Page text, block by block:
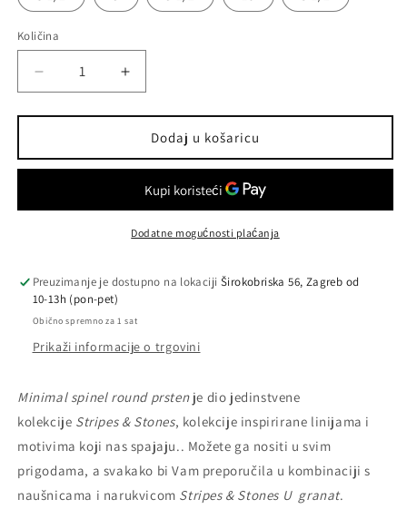
Količina
Količina
Smanji
količinu
proizvoda
/
spinel
round
Povećaj
količinu
proizvoda
Minimal
/
spinel
round
Dodaj u košaricu
Dodatne mogućnosti plaćanja
Preuzimanje je dostupno na lokaciji Širokobriska 56, Zagreb od
10-13h (pon-pet)
Obično spremno za 1 sat
Prikaži informacije o trgovini
Minimal spinel round prsten je dio jedinstvene
kolekcije Stripes & Stones, kolekcije inspirirane linijama i
motivima koji nas spajaju.. Možete ga nositi u svim
prigodama, a svakako bi Vam preporučila u kombinaciji s
naušnicama i narukvicom Stripes & Stones U granat.